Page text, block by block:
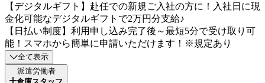
【デジタルギフト】赴任での新規ご入社の方に！入社日に現
金化可能なデジタルギフトで2万円分支給♪
【日払い制度】利用申し込み完了後～最短5分で受け取り可
能！スマホから簡単に申請いただけます！※規定あり
全て表示
派遣労働者